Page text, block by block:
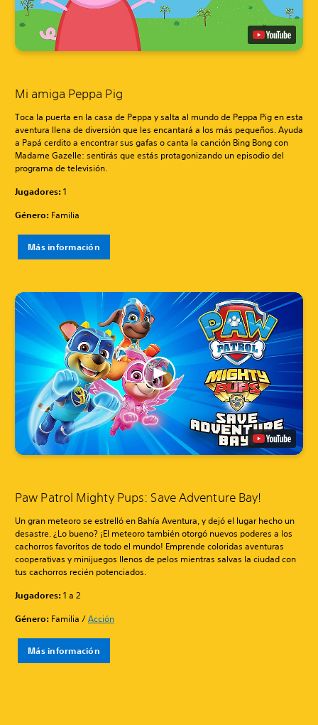
Mi amiga Peppa Pig
Toca la puerta en la casa de Peppa y salta al mundo de Peppa Pig en esta
aventura llena de diversión que les encantará a los más pequeños. Ayuda
a Papá cerdito a encontrar sus gafas o canta la canción Bing Bong con
Madame Gazelle: sentirás que estás protagonizando un episodio del
programa de televisión.
Jugadores:1
Género: Familia
Más información
Paw Patrol Mighty Pups: Save Adventure Bay!
Un gran meteoro se estrelló en Bahía Aventura, y dejó el lugar hecho un
desastre. ¿Lo bueno? ¡El meteoro también otorgó nuevos poderes a los
cachorros favoritos de todo el mundo! Emprende coloridas aventuras
cooperativas y minijuegos llenos de pelos mientras salvas la ciudad con
tus cachorros recién potenciados.
Jugadores:1 a 2
Género: Familia /Acción
Más información